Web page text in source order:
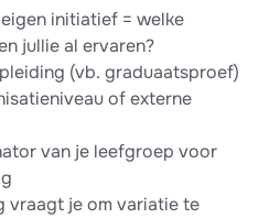
initiatief = welke
jullie al ervaren?
(vb. graduaatsproef)
of externe
van je leefgroep voor
vraagt je om variatie te